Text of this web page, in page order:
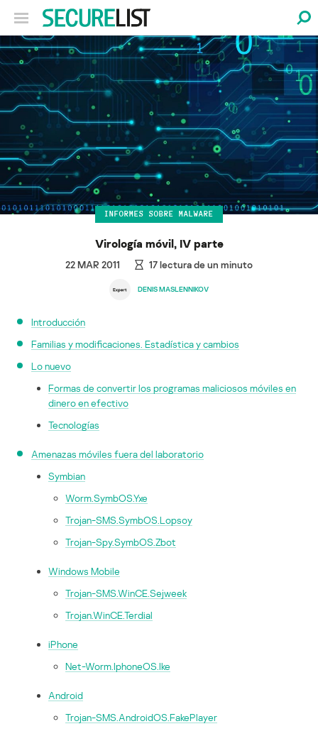
INFORMES SOBRE MALWARE
Virología móvil, IV parte
22 MAR 2011 17lectura de un minuto
DENIS MASLENNIKOV
Introducción
Familias y modificaciones. Estadística y cambios
Lo nuevo
Formas de convertir los programas maliciosos móviles en
dinero en efectivo
Tecnologías
Amenazas móviles fuera del laboratorio
Symbian
Worm.SymbOS.Yxe
Trojan-SMS.SymbOS.Lopsoy
Trojan-Spy.SymbOS.Zbot
Windows Mobile
Trojan-SMS.WinCE.Sejweek
Trojan.WinCE.Terdial
iPhone
Net-Worm.IphoneOS.Ike
Android
Trojan-SMS.AndroidOS.FakePlayer